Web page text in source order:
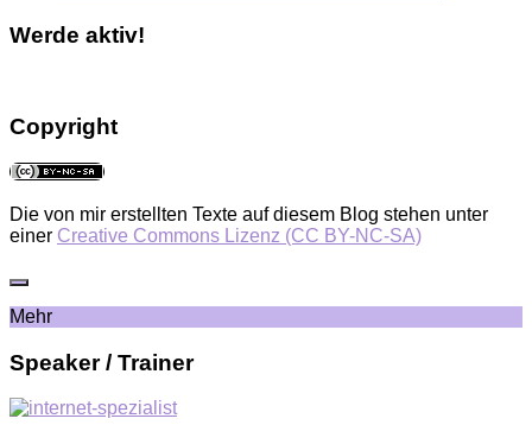
Werde aktiv!
Copyright
Die von mir erstellten Texte auf diesem Blog stehen unter
einer Creative Commons Lizenz (CC BY-NC-SA)
Mehr
Speaker / Trainer